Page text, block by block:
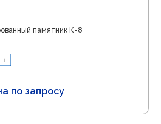
памятник К-8
по запросу